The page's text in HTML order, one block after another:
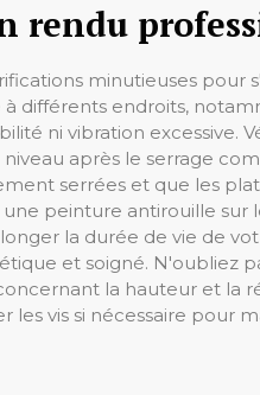
rendu
minutieuses pour
différents endroits,
ni vibration excessive.
après le serrage
serrées et que les
peinture antirouille sur
la durée de vie de
et soigné. N'oubliez
la hauteur et la
vis si nécessaire pour